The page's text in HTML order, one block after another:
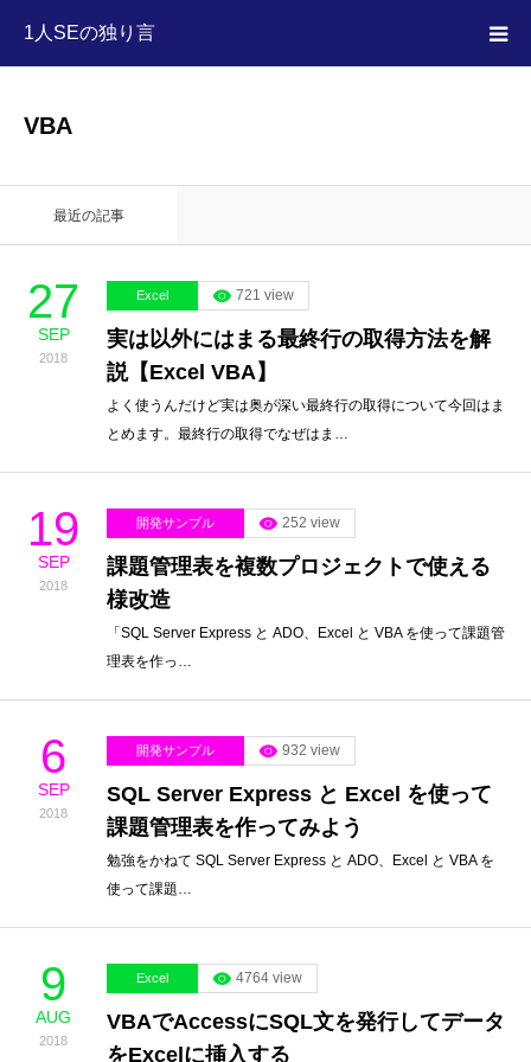
1人SEの独り言
VBA
最近の記事
27
SEP
2018
Excel 721 view
実は以外にはまる最終行の取得方法を解
説【Excel VBA】
よく使うんだけど実は奥が深い最終行の取得について今回はま
とめます。最終行の取得でなぜはま…
19
SEP
2018
開発サンプル 252 view
課題管理表を複数プロジェクトで使える
様改造
「SQL Server Express と ADO、Excel と VBA を使って課題管
理表を作っ…
6
SEP
2018
開発サンプル 932 view
SQL Server Express と Excel を使って
課題管理表を作ってみよう
勉強をかねて SQL Server Express と ADO、Excel と VBA を
使って課題…
9
AUG
2018
Excel 4764 view
VBAでAccessにSQL文を発行してデータ
をExcelに挿入する